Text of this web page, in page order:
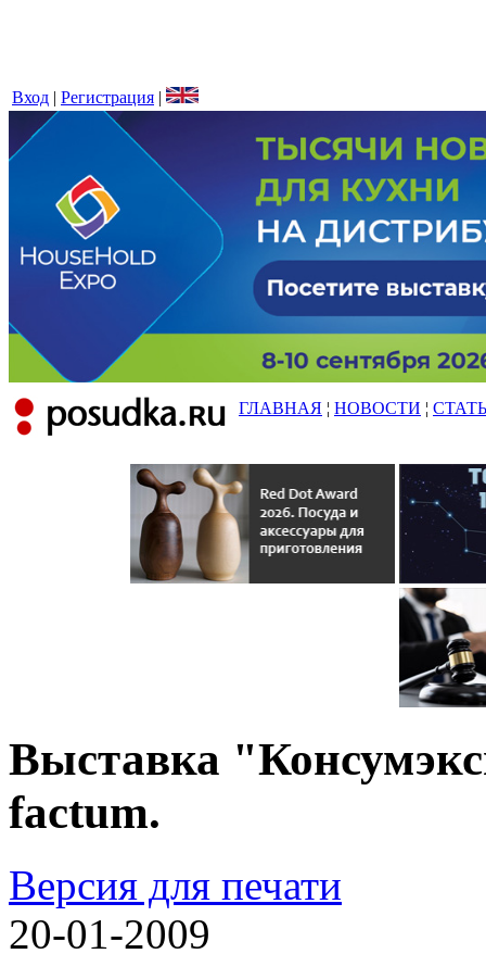
Вход | Регистрация |
ГЛАВНАЯ ¦ НОВОСТИ ¦
Выставка
factum.
Версия для печати
20-01-2009